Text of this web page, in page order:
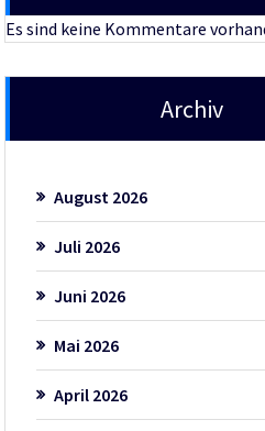
Es sind keine Kommentare
Archiv
August 2026
Juli 2026
Juni 2026
Mai 2026
April 2026